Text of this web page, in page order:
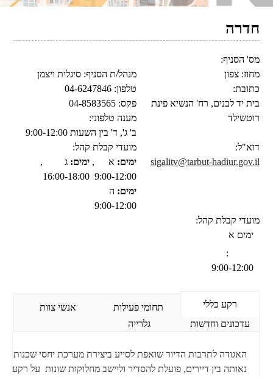
חדרה
מס' הסניף:
מחוז:צפון מנהל/ת הסניף: סיגלית ויצמן
כתובת:
בית יד לבנים, רח' הנשיא פינת
רוטשילד
טלפון: 04-6247846
פקס: 04-8583565
מענה טלפוני:
ב' ג', ד' בין השעות 9:00-12:00
דוא"ל:
sigalitv@tarbut-hadiur.gov.il
מועדי קבלת קהל:
ימים: א
9:00-12:00
, ימים: ג
16:00-18:00
,
ימים: ה
9:00-12:00
מועדי קבלת קהל:
ימים א
:
9:00-12:00
רקע כללי תחומי פעילות
אנשי צוות
עדכונים וחדשות
גלרייה
האגודה לתרבות הדיור שואפת לסייע ביצירת מערכת יחסי שכנות
נאותה בין דיירים, פועלת להסדיר וליישב מחלוקות שונות על רקע